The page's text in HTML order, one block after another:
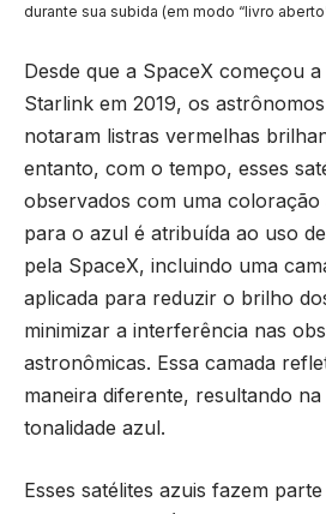
durante sua subida (em modo “livro
Desde que a SpaceX começou
Starlink em 2019, os
notaram listras vermelhas
entanto, com o tempo, esses
observados com uma coloração
para o azul é atribuída ao uso
pela SpaceX, incluindo uma
aplicada para reduzir o brilho
minimizar a interferência nas
astronômicas. Essa camada
maneira diferente, resultando
tonalidade azul.
Esses satélites azuis fazem